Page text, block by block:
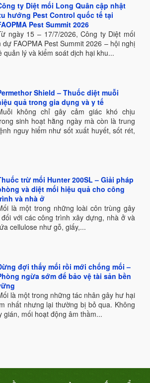
ty Diệt mối Long Quân cập nhật
hướng Pest Control quốc tế tại
Pest Summit 2026
ngày 15 – 17/7/2026, Công ty Diệt mối
FAOPMA Pest Summit 2026 – hội nghị
quản lý và kiểm soát dịch hại khu...
Shield – Thuốc diệt muỗi
quả trong gia dụng và y tế
không chỉ gây cảm giác khó chịu
sinh hoạt hằng ngày mà còn là trung
nguy hiểm như sốt xuất huyết, sốt rét,
trừ mối Hunter 200SL – Giải pháp
và diệt mối hiệu quả cho công
và nhà ở
là một trong những loài côn trùng gây
với các công trình xây dựng, nhà ở và
cellulose như gỗ, giấy,...
đợi thấy mối rồi mới chống mối –
ngừa sớm để bảo vệ tài sản bền
là một trong những tác nhân gây hư hại
nhất nhưng lại thường bị bỏ qua. Không
gián, mối hoạt động âm thầm...